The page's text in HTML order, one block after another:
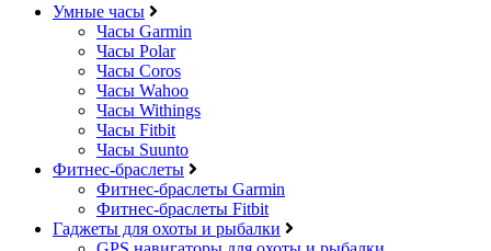
Умные часы
Часы Garmin
Часы Polar
Часы Coros
Часы Wahoo
Часы Withings
Часы Fitbit
Часы Suunto
Фитнес-браслеты
Фитнес-браслеты Garmin
Фитнес-браслеты Fitbit
Гаджеты для охоты и рыбалки